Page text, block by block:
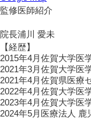
監修医師紹介
院長浦川 愛未
【経歴】
2015年4月佐賀大学医
2021年3月佐賀大学医
2021年4月佐賀県医療
2022年4月佐賀大学医
2023年4月佐賀大学医
2024年5月 医療法人 鹿